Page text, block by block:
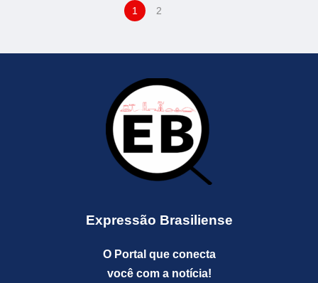
1 2
Expressão Brasiliense
O Portal que conecta
você com a notícia!